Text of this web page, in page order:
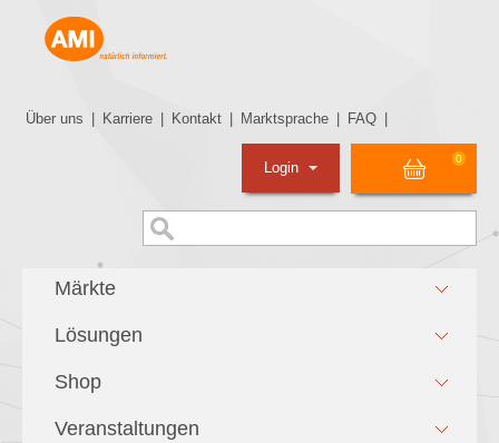
Über uns Karriere Kontakt Marktsprache FAQ
0
Login
Märkte
Lösungen
Shop
Veranstaltungen